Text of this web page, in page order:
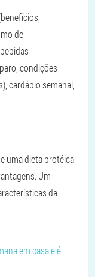
de
condições
cardápio semanal,
uma dieta protéica
Um
da
em casa e é